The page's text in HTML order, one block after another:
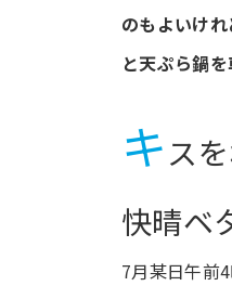
のもよいけ
と天ぷら鍋
キス
快晴ベ
7月某日午前